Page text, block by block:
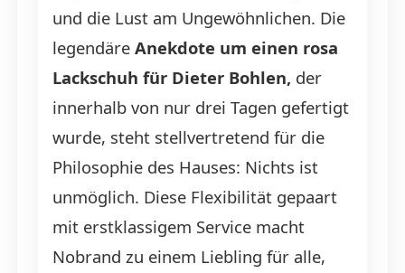
und die Lust am Ungewöhnlichen. Die
legendäreAnekdote um einen rosa
Lackschuh für Dieter Bohlen, der
innerhalb von nur drei Tagen gefertigt
wurde, steht stellvertretend für die
Philosophie des Hauses: Nichts ist
unmöglich. Diese Flexibilität gepaart
mit erstklassigem Service macht
Nobrand zu einem Liebling für alle,